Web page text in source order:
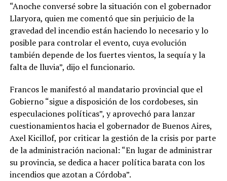
“Anoche conversé sobre la situación con el gobernador
Llaryora, quien me comentó que sin perjuicio de la
gravedad del incendio están haciendo lo necesario y lo
posible para controlar el evento, cuya evolución
también depende de los fuertes vientos, la sequía y la
falta de lluvia”, dijo el funcionario.
Francos le manifestó al mandatario provincial que el
Gobierno “sigue a disposición de los cordobeses, sin
especulaciones políticas”, y aprovechó para lanzar
cuestionamientos hacia el gobernador de Buenos Aires,
Axel Kicillof, por criticar la gestión de la crisis por parte
de la administración nacional: “En lugar de administrar
su provincia, se dedica a hacer política barata con los
incendios que azotan a Córdoba”.